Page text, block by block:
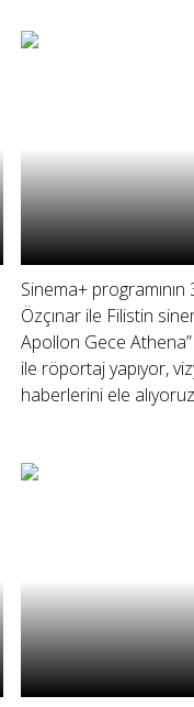
Sinema+
Özçınar ile Filistin
Apollon Gece Athena”
ile röportaj yapıyor,
haberlerini ele